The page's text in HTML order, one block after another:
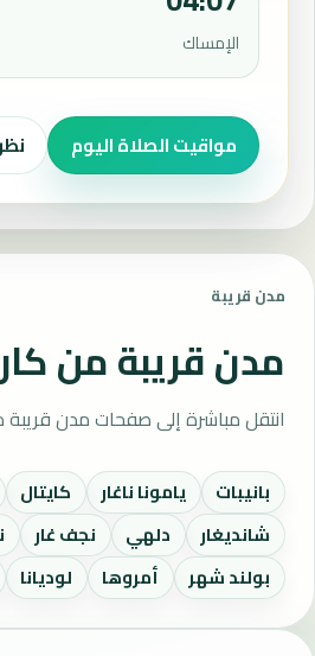
الإمساك
مواقيت الصلاة اليوم نظرة
مدن قريبة
مدن قريبة من
انتقل مباشرة إلى صفحات مدن
بانيبات يامونا ناغار كايتال
شانديغار
دلهي نجف غار
بولند شهر
أمروها لوديانا